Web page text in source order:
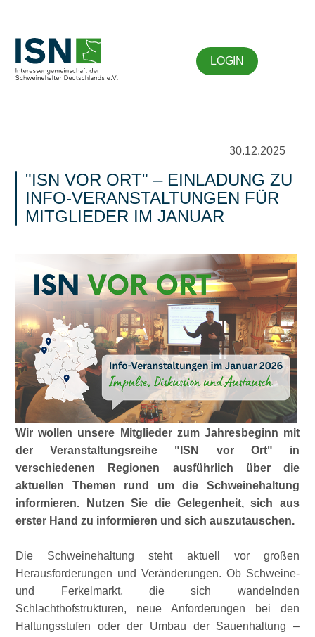
LOGIN
30.12.2025
ISN VOR ORT – EINLADUNG ZU
INFO-VERANSTALTUNGEN FÜR
MITGLIEDER IM JANUAR
Wir wollen unsere Mitglieder zum Jahresbeginn mit
der Veranstaltungsreihe
ISN vor Ort
in
verschiedenen Regionen ausführlich über die
aktuellen Themen rund um die Schweinehaltung
informieren. Nutzen Sie die Gelegenheit, sich aus
erster Hand zu informieren und sich auszutauschen.
Die Schweinehaltung steht aktuell vor großen
Herausforderungen und Veränderungen. Ob Schweine-
und Ferkelmarkt, die sich wandelnden
Schlachthofstrukturen, neue Anforderungen bei den
Haltungsstufen oder der Umbau der Sauenhaltung –